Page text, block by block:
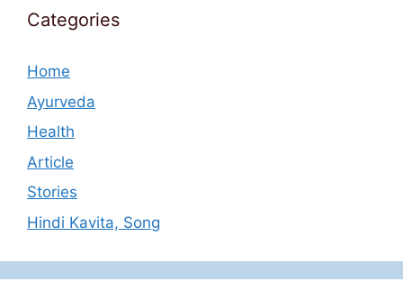
Categories
Home
Ayurveda
Health
Article
Stories
Hindi Kavita, Song